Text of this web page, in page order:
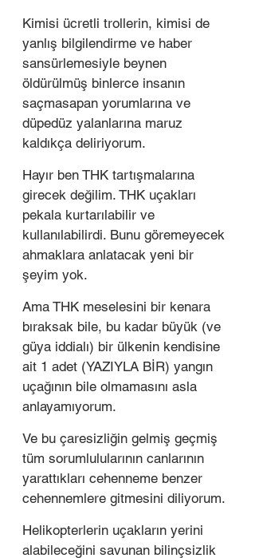
Kimisi ücretli trollerin, kimisi de
yanlış bilgilendirme ve haber
sansürlemesiyle beynen
öldürülmüş binlerce insanın
saçmasapan yorumlarına ve
düpedüz yalanlarına maruz
kaldıkça deliriyorum.
Hayır ben THK tartışmalarına
girecek değilim. THK uçakları
pekala kurtarılabilir ve
kullanılabilirdi. Bunu göremeyecek
ahmaklara anlatacak yeni bir
şeyim yok.
Ama THK meselesini bir kenara
bıraksak bile, bu kadar büyük (ve
güya iddialı) bir ülkenin kendisine
ait 1 adet (YAZIYLA BİR) yangın
uçağının bile olmamasını asla
anlayamıyorum.
Ve bu çaresizliğin gelmiş geçmiş
tüm sorumlulularının canlarının
yarattıkları cehenneme benzer
cehennemlere gitmesini diliyorum.
Helikopterlerin uçakların yerini
alabileceğini savunan bilinçsizlik